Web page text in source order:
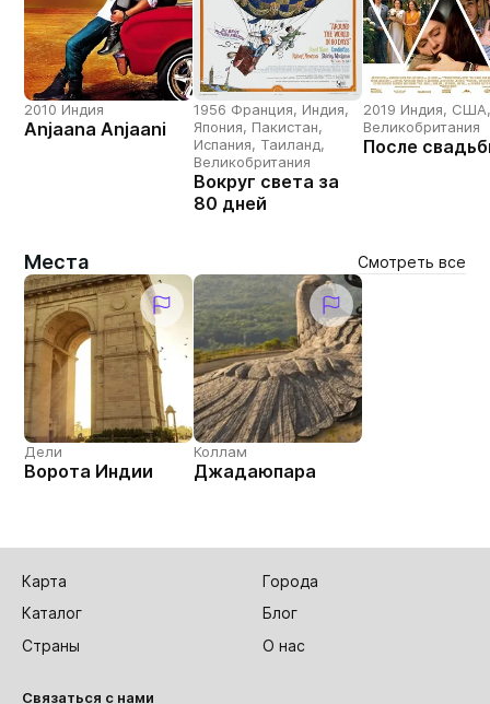
2010 Индия
Anjaana Anjaani
1956 Франция, Индия,
Япония, Пакистан,
Испания, Таиланд,
Великобритания
Вокруг света за
80 дней
2019 Индия,
Великобритания
После
Места Смотреть все
Дели
Ворота Индии
Коллам
Джадаюпара
Карта
Города
Каталог
Блог
Страны
О нас
Связаться с нами